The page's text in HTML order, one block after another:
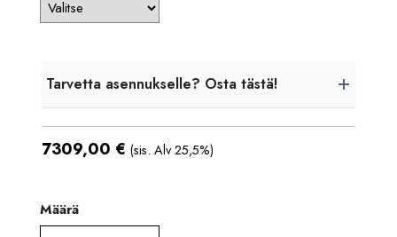
Tarvetta asennukselle? Osta tästä!
7309,00 € (sis. Alv 25,5%)
Määrä
Määrä